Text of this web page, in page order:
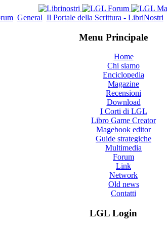
General Il Portale della Scrittura - LibriNostri
Menu Principale
Home
Chi siamo
Enciclopedia
Magazine
Recensioni
Download
I Corti di LGL
Libro Game Creator
Magebook editor
Guide strategiche
Multimedia
Forum
Link
Network
Old news
Contatti
LGL Login